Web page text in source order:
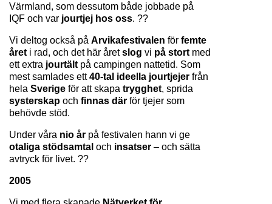
Värmland, som dessutom både jobbade på
IQF och var jourtjej hos oss. ??
Vi deltog också på Arvikafestivalen för femte
året i rad, och det här året slog vi på stort med
ett extra jourtält på campingen nattetid. Som
mest samlades ett 40-tal ideella jourtjejer från
hela Sverige för att skapa trygghet
systerskap och finnas där för tjejer som
behövde stöd.
Under våra nio år
otaliga stödsamtal och insatser – och sätta
avtryck för livet. ??
2005